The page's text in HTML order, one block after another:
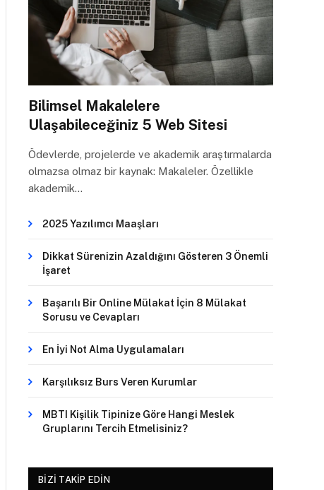
Bilimsel Makalelere
Ulaşabileceğiniz 5 Web Sitesi
Ödevlerde, projelerde ve akademik araştırmalarda
olmazsa olmaz bir kaynak: Makaleler. Özellikle
akademik…
2025 Yazılımcı Maaşları
Dikkat Sürenizin Azaldığını Gösteren 3 Önemli
İşaret
Başarılı Bir Online Mülakat İçin 8 Mülakat
Sorusu ve Cevapları
En İyi Not Alma Uygulamaları
Karşılıksız Burs Veren Kurumlar
MBTI Kişilik Tipinize Göre Hangi Meslek
Gruplarını Tercih Etmelisiniz?
BIZI TAKIP EDIN